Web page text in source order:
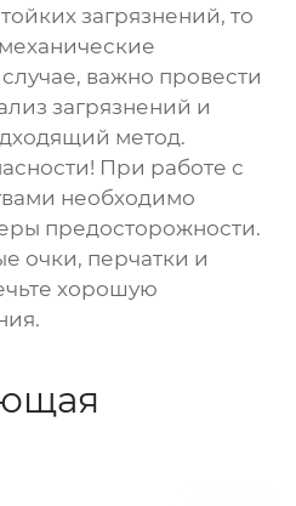
загрязнений, то
важно провести
загрязнений и
метод.
При работе с
необходимо
предосторожности.
очки, перчатки и
хорошую